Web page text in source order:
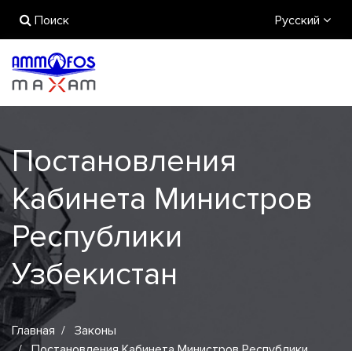
Поиск Русский
Постановления
Кабинета Министров
Республики
Узбекистан
Главная
Законы